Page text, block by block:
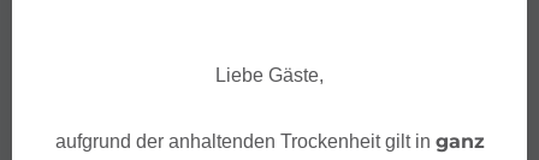
Liebe Gäste,
aufgrund der anhaltenden Trockenheit gilt in ganz